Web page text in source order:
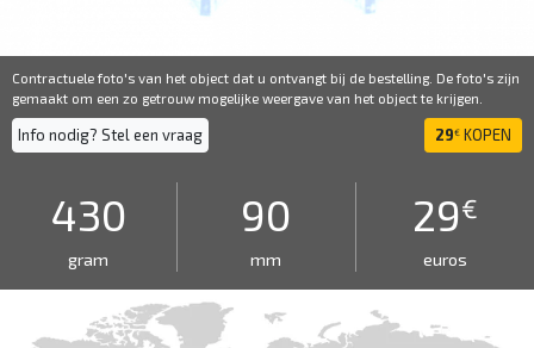
Contractuele foto's van het object dat u ontvangt bij de bestelling. De foto's zijn
gemaakt om een ​​zo getrouw mogelijke weergave van het object te krijgen.
Info nodig? Stel een vraag 29€ KOPEN
430
gram
90
mm
29€
euros